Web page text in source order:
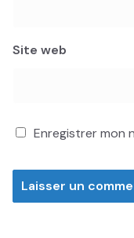
Site web
Enregistrer mon